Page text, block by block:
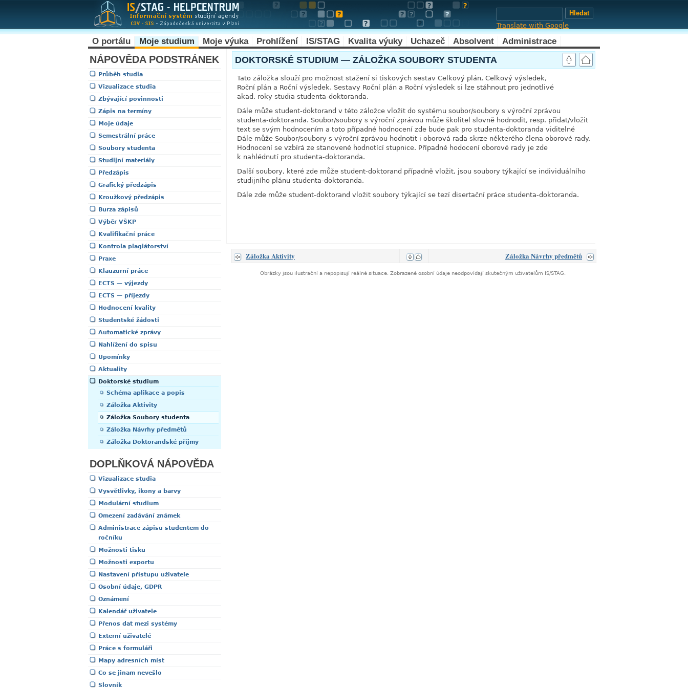
Translate with Google
O portálu Moje studium Moje výuka Prohlížení IS/STAG Kvalita výuky Uchazeč Absolvent Administrace
NÁPOVĚDA PODSTRÁNEK
Průběh studia
Vizualizace studia
Zbývající povinnosti
Zápis na termíny
Moje údaje
Semestrální práce
Soubory studenta
Studijní materiály
Předzápis
Grafický předzápis
Kroužkový předzápis
Burza zápisů
Výběr VŠKP
Kvalifikační práce
Kontrola plagiátorství
Praxe
Klauzurní práce
ECTS — výjezdy
ECTS — příjezdy
Hodnocení kvality
Studentské žádosti
Automatické zprávy
Nahlížení do spisu
Upomínky
Aktuality
Doktorské studium
Schéma aplikace a popis
Záložka Aktivity
Záložka Soubory studenta
Záložka Návrhy předmětů
Záložka Doktorandské příjmy
DOPLŇKOVÁ NÁPOVĚDA
Vizualizace studia
Vysvětlivky, ikony a barvy
Modulární studium
Omezení zadávání známek
Administrace zápisu studentem do
ročníku
Možnosti tisku
Možnosti exportu
Nastavení přístupu uživatele
Osobní údaje, GDPR
Oznámení
Kalendář uživatele
Přenos dat mezi systémy
Externí uživatelé
Práce s formuláři
Mapy adresních míst
Co se jinam nevešlo
Slovník
DOKTORSKÉ STUDIUM — ZÁLOŽKA SOUBORY STUDENTA
Tato záložka slouží pro možnost stažení si tiskových sestav Celkový plán, Celkový výsledek,
Roční plán a Roční výsledek. Sestavy Roční plán a Roční výsledek si lze stáhnout pro jednotlivé
akad. roky studia studenta-doktoranda.
Dále může student-doktorand v této záložce vložit do systému soubor/soubory s výroční zprávou
studenta-doktoranda. Soubor/soubory s výroční zprávou může školitel slovně hodnodit, resp. přidat/vložit
text se svým hodnocením a toto případné hodnocení zde bude pak pro studenta-doktoranda viditelné
Dále může Soubor/soubory s výroční zprávou hodnotit i oborová rada skrze některého člena oborové rady.
Hodnocení se vzbírá ze stanovené hodnotící stupnice. Případné hodocení oborové rady je zde
k nahlédnutí pro studenta-doktoranda.
Další soubory, které zde může student-doktorand případně vložit, jsou soubory týkající se individuálního
studijního plánu studenta-doktoranda.
Dále zde může student-doktorand vložit soubory týkající se tezí disertační práce studenta-doktoranda.
Záložka Aktivity Záložka Návrhy předmětů
Obrázky jsou ilustrační a nepopisují reálné situace. Zobrazené osobní údaje neodpovídají skutečným uživatelům IS/STAG.